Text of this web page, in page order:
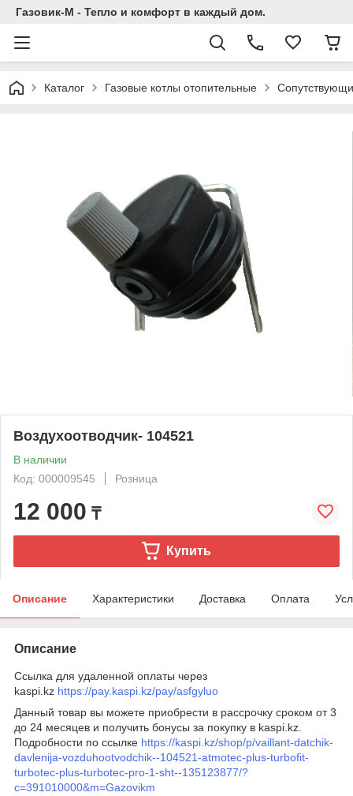
Газовик-М - Тепло и комфорт в каждый дом.
Каталог Газовые котлы отопительные
Воздухоотводчик- 104521
В наличии
Код: 000009545
Розница
12 000 ₸
Купить
Описание Характеристики Доставка Оплата
Описание
Ссылка для удаленной оплаты через
kaspi.kz https://pay.kaspi.kz/pay/asfgyluo
Данный товар вы можете приобрести в рассрочку сроком от 3
до 24 месяцев и получить бонусы за покупку в kaspi.kz.
Подробности по ссылке https://kaspi.kz/shop/p/vaillant-datchik-
davlenija-vozduhootvodchik--104521-atmotec-plus-turbofit-
turbotec-plus-turbotec-pro-1-sht--135123877/?
c=391010000&m=Gazovikm